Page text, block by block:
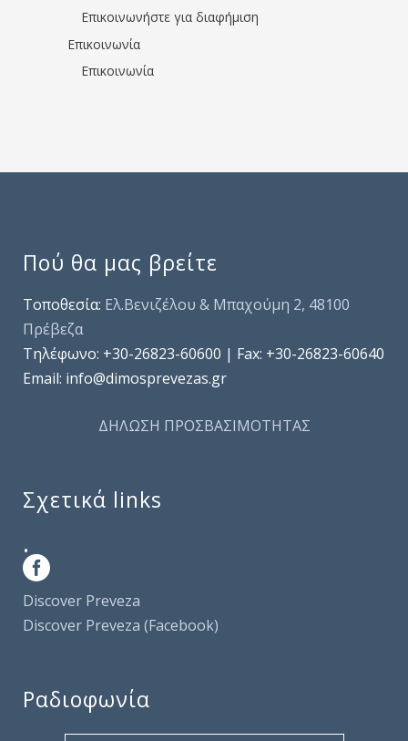
Επικοινωνήστε για διαφήμιση
Επικοινωνία
Επικοινωνία
Πού θα μας βρείτε
Τοποθεσία: Ελ.Βενιζέλου & Μπαχούμη 2, 48100
Πρέβεζα
Τηλέφωνo: +30-26823-60600 | Fax: +30-26823-60640
Email: info@dimosprevezas.gr
ΔΗΛΩΣΗ ΠΡΟΣΒΑΣΙΜΟΤΗΤΑΣ
Σχετικά links
.
Discover Preveza
Discover Preveza (Facebook)
Ραδιοφωνία